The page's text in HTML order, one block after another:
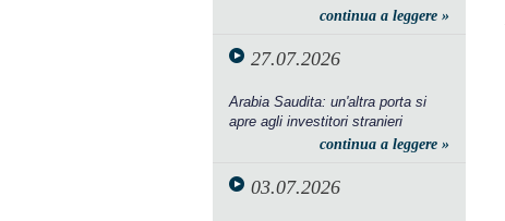
continua a leggere »
27.07.2026
Arabia Saudita: un'altra porta si
apre agli investitori stranieri
continua a leggere »
03.07.2026